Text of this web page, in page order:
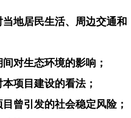
地居民生活、周边交通和
对生态环境的影响；
项目建设的看法；
曾引发的社会稳定风险；